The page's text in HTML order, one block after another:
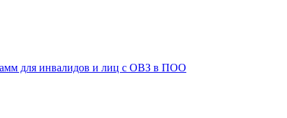
для инвалидов и лиц с ОВЗ в ПОО